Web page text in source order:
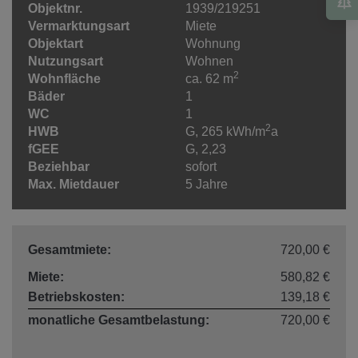
Objektnr.
1939/219251
Vermarktungsart
Miete
Objektart
Wohnung
Nutzungsart
Wohnen
Wohnfläche
ca. 62 m2
Bäder
1
WC
1
HWB
G, 265 kWh/m2a
fGEE
G, 2,23
Beziehbar
sofort
Max. Mietdauer
5 Jahre
Gesamtmiete:
720,00 €
Miete:
580,82 €
Betriebskosten:
139,18 €
monatliche Gesamtbelastung:
720,00 €